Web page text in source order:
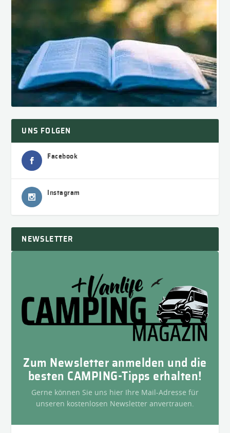
UNS FOLGEN
Facebook
Instagram
NEWSLETTER
Zum Newsletter anmelden und die
besten CAMPING-Tipps erhalten!
Gerne können Sie uns hier Ihre Mail-Adresse für
unseren kostenlosen Newsletter anvertrauen.